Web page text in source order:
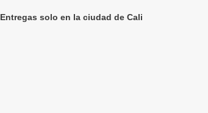
Entregas solo en la ciudad de Cali